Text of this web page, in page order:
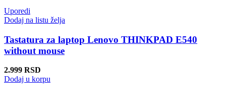
Uporedi
Dodaj na listu želja
Tastatura za laptop Lenovo THINKPAD E540
without mouse
2.999 RSD
Dodaj u korpu